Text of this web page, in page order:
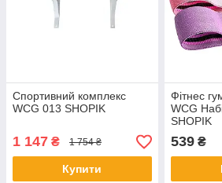
Спортивний комплекс
WCG 013 SHOPIK
1 147 ₴ 1 754 ₴
Купити
Фітнес
WCG
SHOPIK
539₴